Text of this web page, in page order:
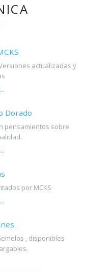
actualizadas y
Dorado
pensamientos sobre
por MCKS
, disponibles